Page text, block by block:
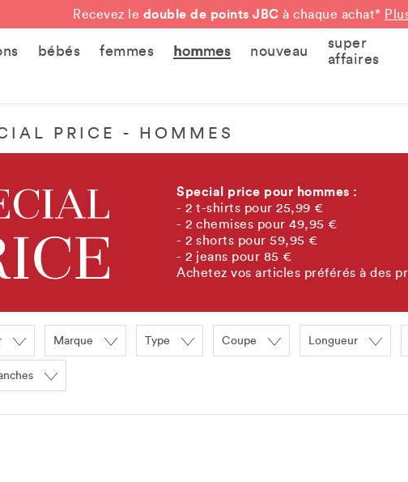
Recevez le double de points JBC à chaque achat*
bébés femmes hommes nouveau
super
affaires
PRICE - HOMMES
Special price pour hommes :
- 2 t-shirts pour 25,99 €
- 2 chemises pour 49,95 €
- 2 shorts pour 59,95 €
- 2 jeans pour 85 €
Achetez vos articles préférés à des
Marque Type Coupe Longueur